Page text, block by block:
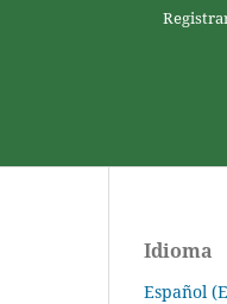
Idioma
Español